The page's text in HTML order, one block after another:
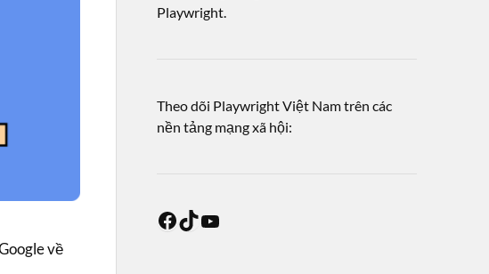
về
Playwright.
Theo dõi Playwright Việt Nam trên các
nền tảng mạng xã hội: